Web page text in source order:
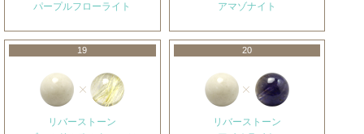
パープルフローライト
アマゾナイト
19
リバーストーン
20
リバーストーン